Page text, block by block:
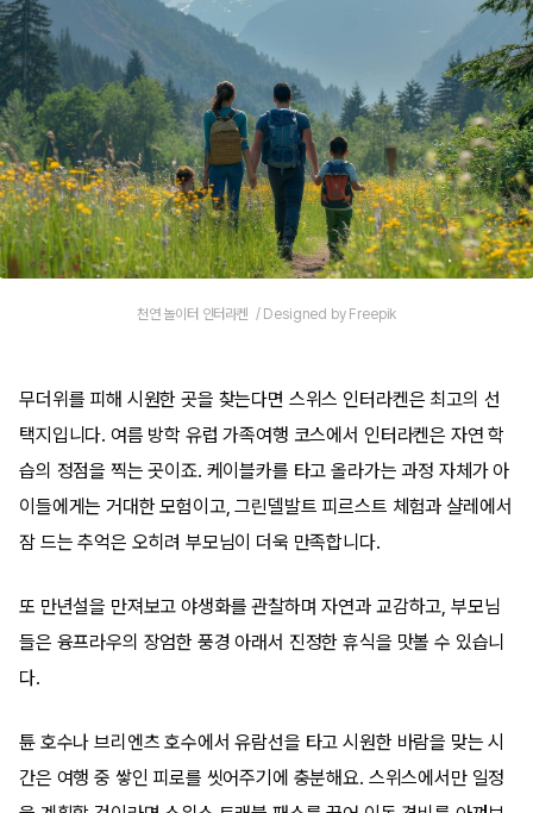
천연 놀이터 인터라켄 / Designed by Freepik
무더위를 피해 시원한 곳을 찾는다면 스위스 인터라켄은 최고의 선
택지입니다. 여름 방학 유럽 가족여행 코스에서 인터라켄은 자연 학
습의 정점을 찍는 곳이죠. 케이블카를 타고 올라가는 과정 자체가 아
이들에게는 거대한 모험이고, 그린델발트 피르스트 체험과 샬레에서
잠 드는 추억은 오히려 부모님이 더욱 만족합니다.
또 만년설을 만져보고 야생화를 관찰하며 자연과 교감하고, 부모님
들은 융프라우의 장엄한 풍경 아래서 진정한 휴식을 맛볼 수 있습니
다.
튠 호수나 브리엔츠 호수에서 유람선을 타고 시원한 바람을 맞는 시
간은 여행 중 쌓인 피로를 씻어주기에 충분해요. 스위스에서만 일정